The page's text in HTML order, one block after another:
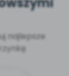
najlepsze